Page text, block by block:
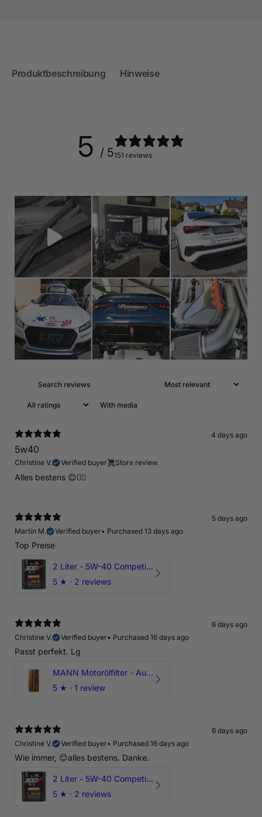
Produktbeschreibung Hinweise
5 / 5151 reviews
With media
4 days ago
5w40
Christine V. Verified buyer Store review
Alles bestens 😊👍🏻
5 days ago
Martin M.
Verified buyer• Purchased 13 days ago
Top Preise
2 Liter - 5W-40 Competition 300V Motul Motoröl
5 ★ · 2 reviews
6 days ago
Christine V.
Verified buyer• Purchased 16 days ago
Passt perfekt. Lg
MANN Motorölfilter - Audi RS3 TTRS RSQ3 VZ5 - DAZ DNW
5 ★ · 1 review
6 days ago
Christine V.
Verified buyer• Purchased 16 days ago
Wie immer, 😊alles bestens. Danke.
2 Liter - 5W-40 Competition 300V Motul Motoröl
5 ★ · 2 reviews